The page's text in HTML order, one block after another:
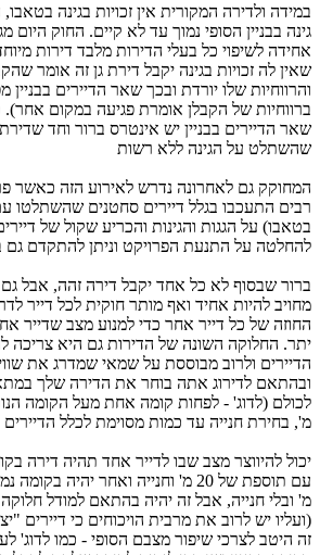
במידה ולדירה המקורית אין זכויות בגינה
גינה בבניין הסופי נמוך עד לא קיים. החוק היום
אחידה לשיפוי כל בעלי הדירות מלבד דירות
שאין לה זכויות בגינה יקבל דירת גן זה אומר
והרווחיות שלו יורדת ובכך שאר הדיירים בבניין
ברווחיות של הקבלן אומרת פגיעה במקום אחר).
שאר הדיירים בבניין יש אינטרס ברור וחד
שהשתלט על הגינה ללא רשות
המחוקק גם לאחרונה נדרש לאירוע הזה כאשר
רבים התעכבו בגלל דיירים סחטנים שהשתלטו
בטאבו) על הגגות והגינות והכריע שקול של
להחלטה על התנעת הפרויקט וניתן להתקדם גם
ברור שבסוף לא כל אחד יקבל דירה זהה, אבל גם
מחויב להיות אחיד ואף מותר חוקית לכל דייר
החוזה של כל דייר אחר כדי למנוע מצב שדייר
יתר. החלוקה השונה של הדירות גם היא צריכה
הדיירים ולרוב מבוססת על שמאי שמדרג את
ובהתאם לדירוג אתה בוחר את הדירה שלך
מ', בחירת חנייה עד כמות מסוימת לכלל הדיירים
יכול להיווצר מצב שבו לדייר אחד תהיה דירה
מ' ובלי חנייה, אבל זה יהיה בהתאם למודל
(ועליו יש לרוב את מרבית הויכוחים כי דיירים
זה היטב לצרכי שיפור מצבם הסופי - כמו לדוג'